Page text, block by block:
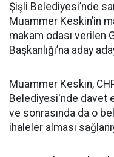
Şişli Belediyesi’nde
Muammer Keskin’in
makam odası verilen
Başkanlığı’na aday
Muammer Keskin,
Belediyesi'nde davet
ve sonrasında da o
ihaleler alması